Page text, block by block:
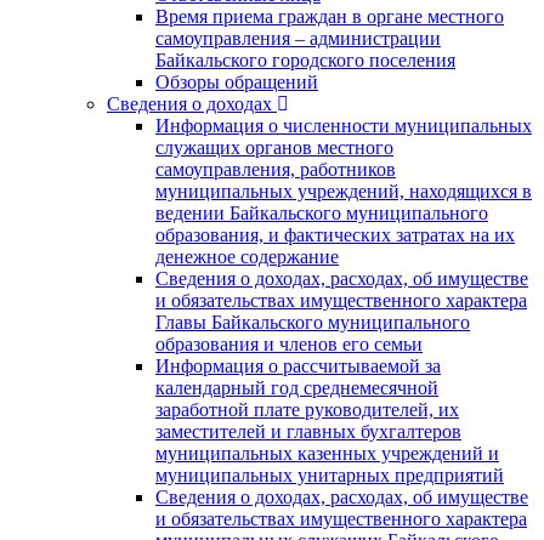
Время приема граждан в органе местного
самоуправления – администрации
Байкальского городского поселения
Обзоры обращений
Сведения о доходах
Информация о численности муниципальных
служащих органов местного
самоуправления, работников
муниципальных учреждений, находящихся в
ведении Байкальского муниципального
образования, и фактических затратах на их
денежное содержание
Сведения о доходах, расходах, об имуществе
и обязательствах имущественного характера
Главы Байкальского муниципального
образования и членов его семьи
Информация о рассчитываемой за
календарный год среднемесячной
заработной плате руководителей, их
заместителей и главных бухгалтеров
муниципальных казенных учреждений и
муниципальных унитарных предприятий
Сведения о доходах, расходах, об имуществе
и обязательствах имущественного характера